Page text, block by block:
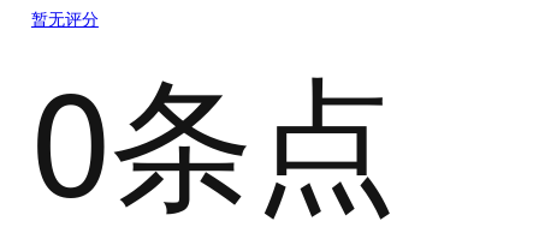
暂无评分
0条点